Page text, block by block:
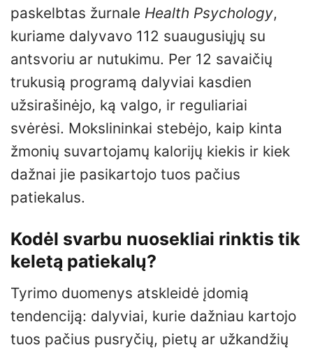
paskelbtas žurnale Health Psychology,
kuriame dalyvavo 112 suaugusiųjų su
antsvoriu ar nutukimu. Per 12 savaičių
trukusią programą dalyviai kasdien
užsirašinėjo, ką valgo, ir reguliariai
svėrėsi. Mokslininkai stebėjo, kaip kinta
žmonių suvartojamų kalorijų kiekis ir kiek
dažnai jie pasikartojo tuos pačius
patiekalus.
Kodėl svarbu nuosekliai rinktis tik
keletą patiekalų?
Tyrimo duomenys atskleidė įdomią
tendenciją: dalyviai, kurie dažniau kartojo
tuos pačius pusryčių, pietų ar užkandžių